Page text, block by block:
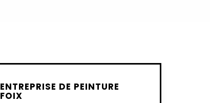
ENTREPRISE DE PEINTURE
FOIX